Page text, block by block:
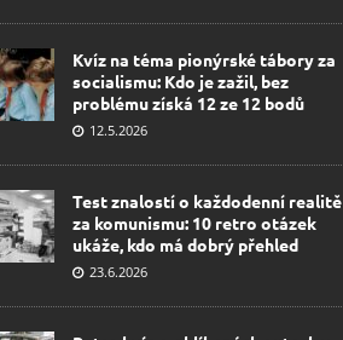
Kvíz na téma pionýrské tábory za
socialismu: Kdo je zažil, bez
problému získá 12 ze 12 bodů
12.5.2026
Test znalostí o každodenní realitě
za komunismu: 10 retro otázek
ukáže, kdo má dobrý přehled
23.6.2026